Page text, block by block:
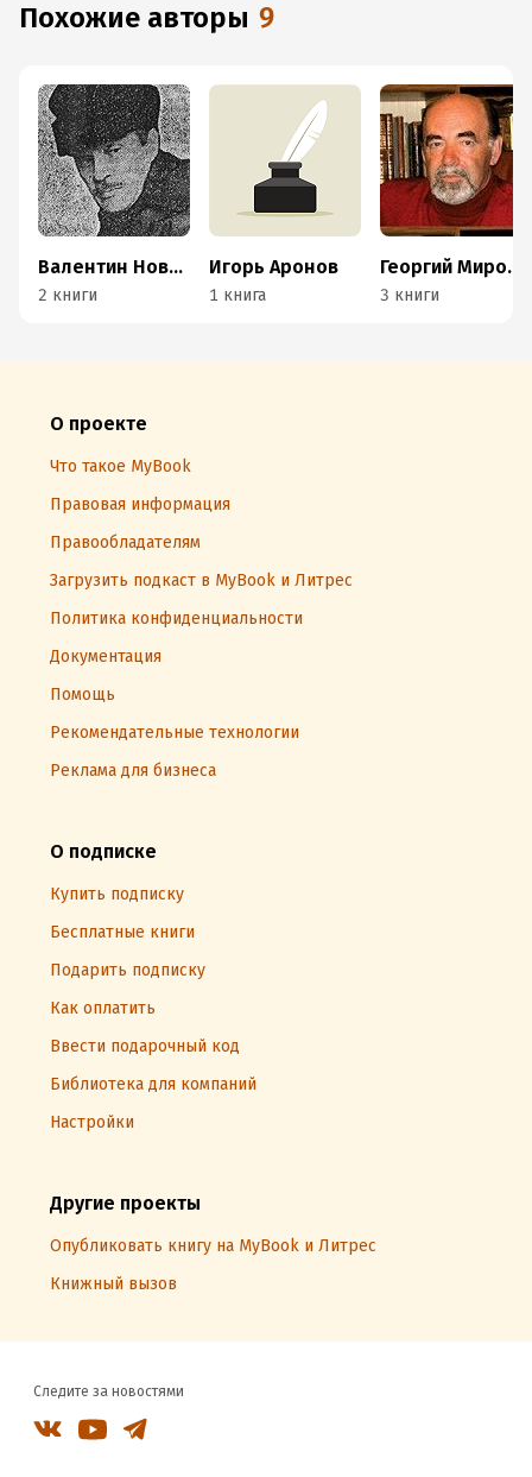
Похожие авторы 9
Валентин Новиков
2 книги
Игорь Аронов
1 книга
Георгий Миронов
3 книги
О проекте
Что такое MyBook
Правовая информация
Правообладателям
Загрузить подкаст в MyBook и Литрес
Политика конфиденциальности
Документация
Помощь
Рекомендательные технологии
Реклама для бизнеса
О подписке
Купить подписку
Бесплатные книги
Подарить подписку
Как оплатить
Ввести подарочный код
Библиотека для компаний
Настройки
Другие проекты
Опубликовать книгу на MyBook и Литрес
Книжный вызов
Следите за новостями